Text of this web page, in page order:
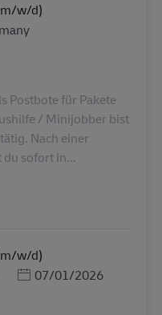
w/d)
Postbote für Pakete
/ Minijobber bist
Nach einer
sofort in...
w/d)
Posted Date
07/01/2026